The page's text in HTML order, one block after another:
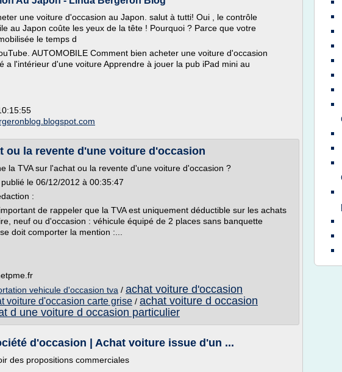
une voiture d'occasion au Japon. salut à tutti! Oui , le contrôle
au Japon coûte les yeux de la tête ! Pourquoi ? Parce que votre
le temps d
AUTOMOBILE Comment bien acheter une voiture d'occasion
a l'intérieur d'une voiture Apprendre à jouer la pub iPad mini au
ou la revente d'une voiture d'occasion
la TVA sur l'achat ou la revente d'une voiture d'occasion ?
le 06/12/2012 à 00:35:47
:
de rappeler que la TVA est uniquement déductible sur les achats
neuf ou d'occasion : véhicule équipé de 2 places sans banquette
doit comporter la mention :...
vehicule d'occasion tva / achat voiture d'occasion
voiture d'occasion carte grise / achat voiture d occasion
d une voiture d occasion particulier
d'occasion | Achat voiture issue d'un ...
des propositions commerciales